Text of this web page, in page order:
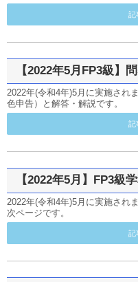
記
【2022年5月FP3級】
2022年(令和4年)5月に実施され
色申告）と解答・解説です。
記
【2022年5月】FP3級
2022年(令和4年)5月に実施され
次ページです。
記